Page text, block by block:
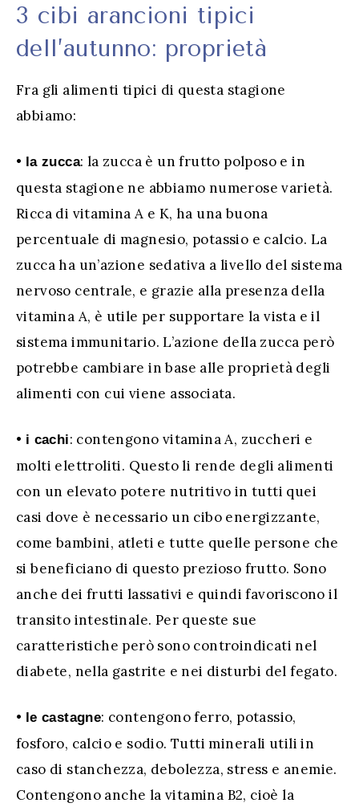
3 cibi arancioni tipici
dell’autunno: proprietà
Fra gli alimenti tipici di questa stagione
abbiamo:
• la zucca: la zucca è un frutto polposo e in
questa stagione ne abbiamo numerose varietà.
Ricca di vitamina A e K, ha una buona
percentuale di magnesio, potassio e calcio. La
zucca ha un’azione sedativa a livello del sistema
nervoso centrale, e grazie alla presenza della
vitamina A, è utile per supportare la vista e il
sistema immunitario. L’azione della zucca però
potrebbe cambiare in base alle proprietà degli
alimenti con cui viene associata.
• i cachi: contengono vitamina A, zuccheri e
molti elettroliti. Questo li rende degli alimenti
con un elevato potere nutritivo in tutti quei
casi dove è necessario un cibo energizzante,
come bambini, atleti e tutte quelle persone che
si beneficiano di questo prezioso frutto. Sono
anche dei frutti lassativi e quindi favoriscono il
transito intestinale. Per queste sue
caratteristiche però sono controindicati nel
diabete, nella gastrite e nei disturbi del fegato.
• le castagne: contengono ferro, potassio,
fosforo, calcio e sodio. Tutti minerali utili in
caso di stanchezza, debolezza, stress e anemie.
Contengono anche la vitamina B2, cioè la